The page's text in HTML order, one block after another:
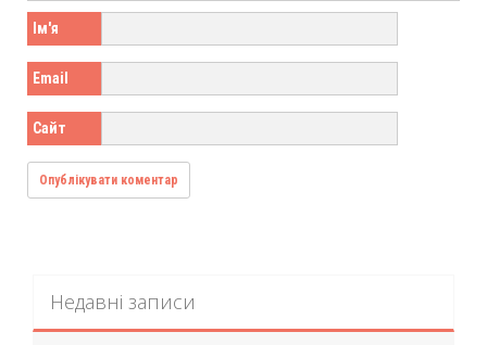
Ім'я
Email
Сайт
Недавні записи